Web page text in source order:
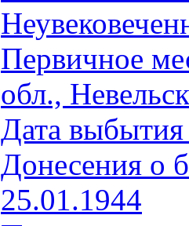
Первичное
обл.,
Дата
Донесения о
25.01.1944